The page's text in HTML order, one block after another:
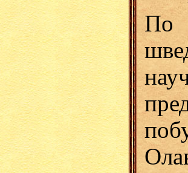
По